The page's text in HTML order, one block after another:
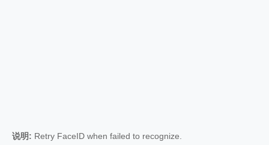
说明: Retry FaceID when failed to recognize.